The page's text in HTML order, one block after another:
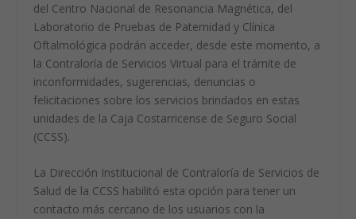
del Centro Nacional de Resonancia Magnética, del
Laboratorio de Pruebas de Paternidad y Clínica
Oftalmológica podrán acceder, desde este momento, a
la Contraloría de Servicios Virtual para el trámite de
inconformidades, sugerencias, denuncias o
felicitaciones sobre los servicios brindados en estas
unidades de la Caja Costarricense de Seguro Social
(CCSS).
La Dirección Institucional de Contraloría de Servicios de
Salud de la CCSS habilitó esta opción para tener un
contacto más cercano de los usuarios con la